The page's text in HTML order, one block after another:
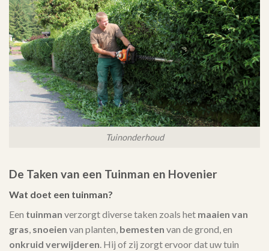
Tuinonderhoud
De Taken van een Tuinman en Hovenier
Wat doet een tuinman?
Een tuinman verzorgt diverse taken zoals het maaien van
gras, snoeien van planten, bemesten van de grond, en
onkruid verwijderen. Hij of zij zorgt ervoor dat uw tuin